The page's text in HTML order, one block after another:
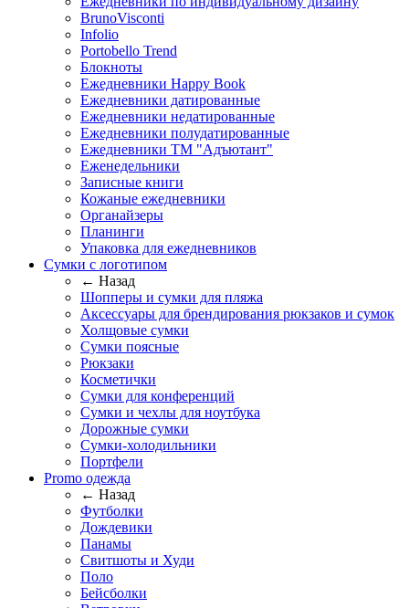
BrunoVisconti
Infolio
Portobello Trend
Блокноты
Ежедневники Happy Book
Ежедневники датированные
Ежедневники недатированные
Ежедневники полудатированные
Ежедневники ТМ "Адъютант"
Еженедельники
Записные книги
Кожаные ежедневники
Органайзеры
Планинги
Упаковка для ежедневников
Сумки с логотипом
← Назад
Шопперы и сумки для пляжа
Аксессуары для брендирования рюкзаков и сумок
Холщовые сумки
Сумки поясные
Рюкзаки
Косметички
Сумки для конференций
Сумки и чехлы для ноутбука
Дорожные сумки
Сумки-холодильники
Портфели
Promo одежда
← Назад
Футболки
Дождевики
Панамы
Свитшоты и Худи
Поло
Бейсболки